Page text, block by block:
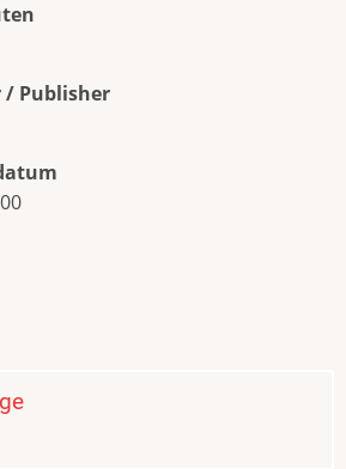
/ Publisher